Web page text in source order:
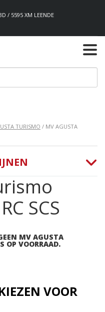
/ 5595 XM LEENDE
TURISMO / MV AGUSTA
SCS
MV AGUSTA
OP VOORRAAD.
VOOR